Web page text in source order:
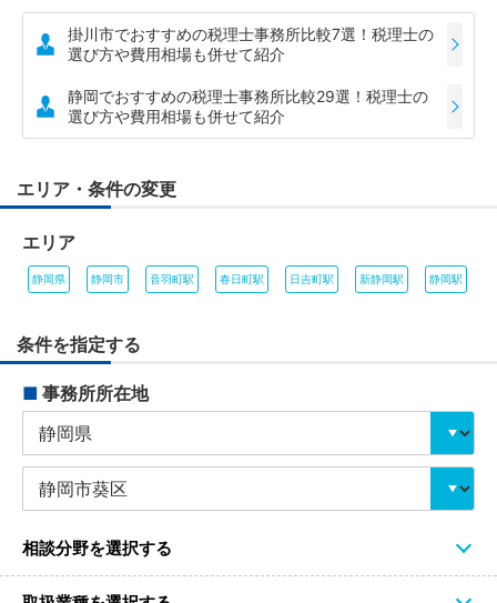
掛川市でおすすめの税理士事務所比較7選！税理士の
選び方や費用相場も併せて紹介
静岡でおすすめの税理士事務所比較29選！税理士の
選び方や費用相場も併せて紹介
エリア・条件の変更
エリア
静岡県 静岡市 音羽町駅 春日町駅 日吉町駅 新静岡駅 静岡駅
条件を指定する
■ 事務所所在地
相談分野を選択する